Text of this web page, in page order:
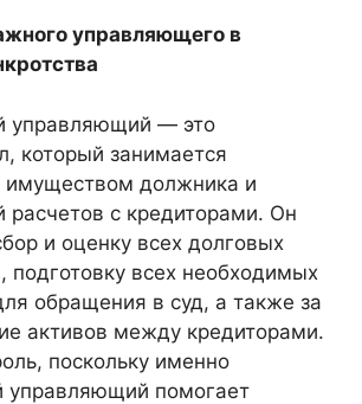
управляющего в
управляющий — это
который занимается
имуществом должника и
расчетов с кредиторами. Он
и оценку всех долговых
подготовку всех необходимых
обращения в суд, а также за
активов между кредиторами.
поскольку именно
управляющий помогает